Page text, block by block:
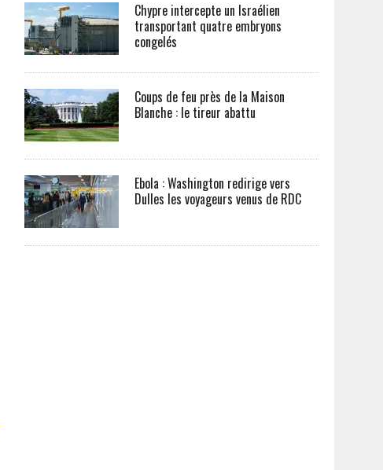
Chypre intercepte un Israélien
transportant quatre embryons
congelés
Coups de feu près de la Maison
Blanche : le tireur abattu
Ebola : Washington redirige vers
Dulles les voyageurs venus de RDC